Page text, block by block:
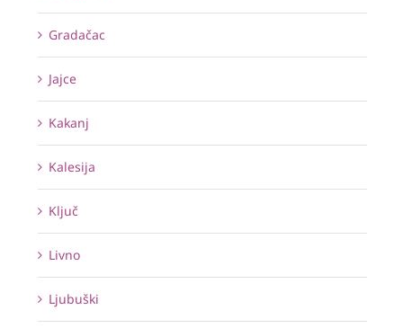
Gradačac
Jajce
Kakanj
Kalesija
Ključ
Livno
Ljubuški